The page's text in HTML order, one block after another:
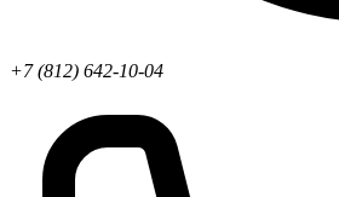
+7 (812) 642-10-04